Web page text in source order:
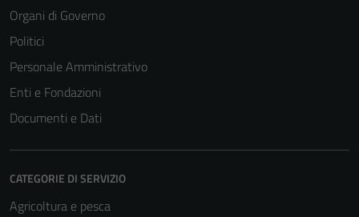
Organi di Governo
Politici
Personale Amministrativo
Enti e Fondazioni
Documenti e Dati
CATEGORIE DI SERVIZIO
Agricoltura e pesca